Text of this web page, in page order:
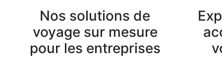
Nos solutions de
voyage sur mesure
pour les entreprises